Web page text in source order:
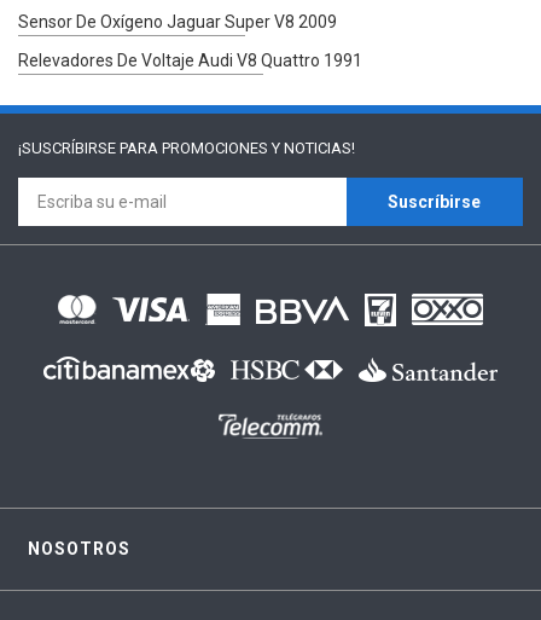
Sensor De Oxígeno Jaguar Super V8 2009
Relevadores De Voltaje Audi V8 Quattro 1991
¡SUSCRÍBIRSE PARA PROMOCIONES Y NOTICIAS!
Suscríbirse
NOSOTROS